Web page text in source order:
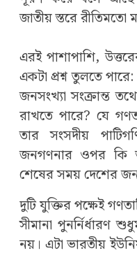
জাতীয় স্তরে
এরই পাশাপাশি,
একটা প্রশ্ন তুলতে পারে:
জনসংখ্যা সংক্রান্ত
রাখতে পারে? যে
তার সংসদীয়
জনগণনার ওপর কি
শেষের সময় দেশের
দুটি যুক্তির পক্ষেই
সীমানা পুনর্নির্ধারণ
নয়। এটা ভারতীয়